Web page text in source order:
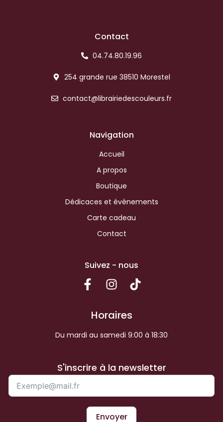
Contact
04.74.80.19.96
254 grande rue 38510 Morestel
contact@librairiedescouleurs.fr
Navigation
Accueil
A propos
Boutique
Dédicaces et évènements
Carte cadeau
Contact
Suivez - nous
Horaires
Du mardi au samedi 9:00 à 18:30
S'inscrire à la newsletter
Envoyer